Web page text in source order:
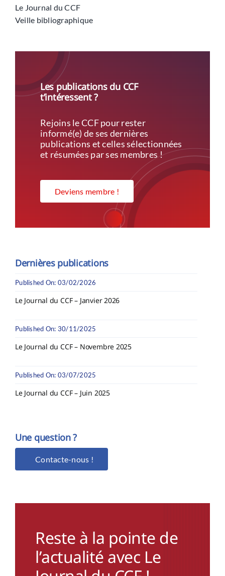
Le Journal du CCF
Veille bibliographique
Les publications du CCF
t’intéressent ?
Rejoins le CCF pour rester
informé(e) de ses dernières
publications et celles sélectionnées
et résumées par ses membres !
Deviens membre !
Dernières publications
Published On: 03/02/2026
Le Journal du CCF – Janvier 2026
Published On: 30/11/2025
Le Journal du CCF – Novembre 2025
Published On: 03/07/2025
Le Journal du CCF – Juin 2025
Une question ?
Contacte-nous !
Reste à la pointe de
l’actualité avec Le